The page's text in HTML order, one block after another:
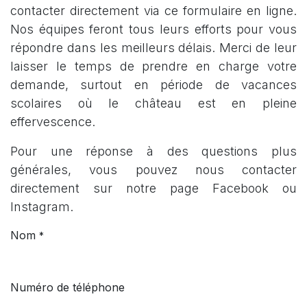
contacter directement via ce formulaire en ligne.
Nos équipes feront tous leurs efforts pour vous
répondre dans les meilleurs délais. Merci de leur
laisser le temps de prendre en charge votre
demande, surtout en période de vacances
scolaires où le château est en pleine
effervescence.
Pour une réponse à des questions plus
générales, vous pouvez nous contacter
directement sur notre page Facebook ou
Instagram.
Nom *
Numéro de téléphone